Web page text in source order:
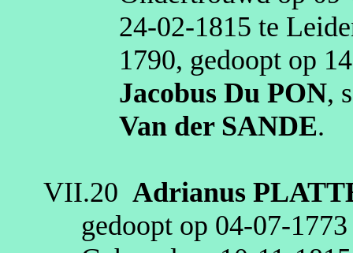
24‑02‑1815 te
1790, gedoopt op
Jacobus Du PON,
Van der SANDE.
VII.20 Adrianus
gedoopt op 04‑07‑1773